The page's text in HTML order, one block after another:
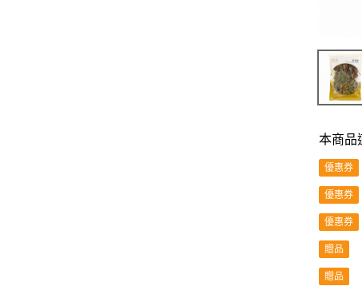
本商品
優惠券
優惠券
優惠券
贈品
贈品